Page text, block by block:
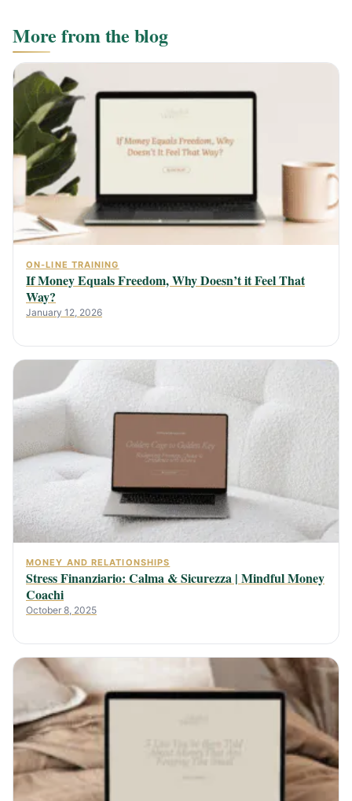
More from the blog
ON-LINE TRAINING
If Money Equals Freedom, Why Doesn’t it Feel That
Way?
January 12, 2026
MONEY AND RELATIONSHIPS
Stress Finanziario: Calma & Sicurezza | Mindful Money
Coachi
October 8, 2025